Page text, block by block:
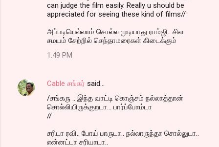
can judge the film easily. Really u should be
appreciated for seeing these kind of films//
அப்படியெல்லாம் சொல்ல முடியாது ராம்ஜி.. சில
சமயம் சேற்றில் செந்தாமரைகள் கிடைக்கும்
1:49 PM
Cable சங்கர் said…
/சங்கரு .. இந்த வாட்டி கொஞ்சம் நல்லாத்தான்
சொல்லியிருக்குறடா... பார்ப்போம்டா
//
சரிடா ரவி.. போய் பாருடா.. நல்லாருந்தா சொல்லுடா..
என்னட்டா சரியாடா..